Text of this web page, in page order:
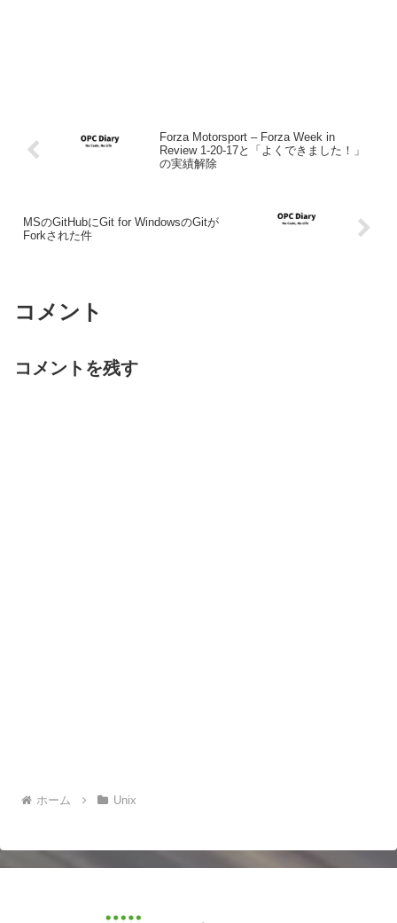
Forza Motorsport – Forza Week in
Review 1-20-17と「よくできました！」
の実績解除
MSのGitHubにGit for WindowsのGitが
Forkされた件
コメント
コメントを残す
ホーム Unix